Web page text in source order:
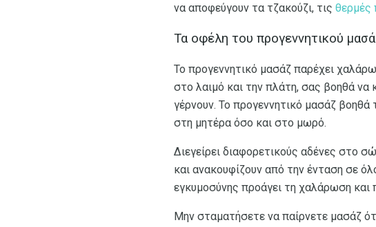
να αποφεύγουν τα τζακούζι, τις θερμές
Τα οφέλη του προγεννητικού
Το προγεννητικό μασάζ παρέχει
στο λαιμό και την πλάτη, σας βοηθά να
γέρνουν. Το προγεννητικό μασάζ
στη μητέρα όσο και στο μωρό.
Διεγείρει διαφορετικούς αδένες στο
και ανακουφίζουν από την ένταση σε
εγκυμοσύνης προάγει τη χαλάρωση και
Μην σταματήσετε να παίρνετε μασάζ